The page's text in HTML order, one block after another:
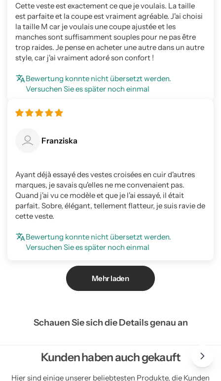
Cette veste est exactement ce que je voulais. La taille
est parfaite et la coupe est vraiment agréable. J'ai choisi
la taille M car je voulais une coupe ajustée et les
manches sont suffisamment souples pour ne pas être
trop raides. Je pense en acheter une autre dans un autre
style, car j'ai vraiment adoré son confort !
Bewertung konnte nicht übersetzt werden.
Versuchen Sie es später noch einmal
Franziska
Ayant déjà essayé des vestes croisées en cuir d'autres
marques, je savais qu'elles ne me convenaient pas.
Quand j'ai vu ce modèle et que je l'ai essayé, il était
parfait. Sobre, élégant, tellement flatteur, je suis ravie de
cette veste.
Bewertung konnte nicht übersetzt werden.
Versuchen Sie es später noch einmal
Mehr laden
Schauen Sie sich die Details genau an
Kunden haben auch gekauft
Hier sind einige unserer beliebtesten Produkte, die Kunden